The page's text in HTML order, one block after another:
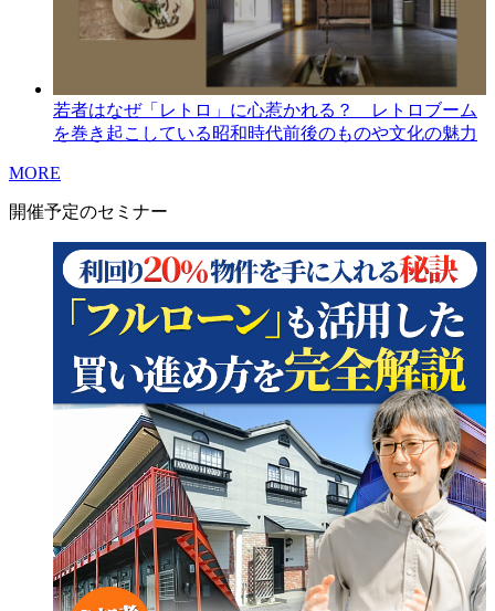
若者はなぜ「レトロ」に心惹かれる？ レトロブーム
を巻き起こしている昭和時代前後のものや文化の魅力
MORE
開催予定のセミナー